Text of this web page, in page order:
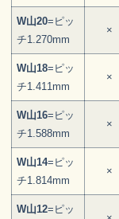
W山20=ピッ
チ1.270mm
×
W山18=ピッ
チ1.411mm
×
W山16=ピッ
チ1.588mm
×
W山14=ピッ
チ1.814mm
×
W山12=ピッ